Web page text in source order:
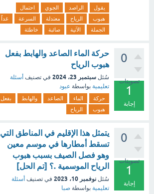
يقول الراصد الجوي
احتمال
هبوب
الرياح معتدلة السرعة
غداً
الجملة
الآتية صائبة خاطئة
0
تصويتات
1
إجابة
حركة الماء الصاعد والهابط بفعل
هبوب الرياح
سُئل سبتمبر 23، 2024 في تصنيف أسئلة
تعليمية بواسطة عبود
حركة الماء الصاعد والهابط
بفعل
هبوب
الرياح
0
تصويتات
1
إجابة
يتمثل هذا الإقليم في المناطق التي
تسقط أمطارها في موسم معين
وهو فصل الصيف بسبب هبوب
الرياح الموسمية .؟ [تم الحل]
سُئل نوفمبر 10، 2023 في تصنيف أسئلة
تعليمية بواسطة صبا